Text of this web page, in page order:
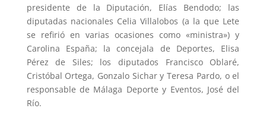
presidente de la Diputación, Elías Bendodo; las
diputadas nacionales Celia Villalobos (a la que Lete
se refirió en varias ocasiones como «ministra») y
Carolina España; la concejala de Deportes, Elisa
Pérez de Siles; los diputados Francisco Oblaré,
Cristóbal Ortega, Gonzalo Sichar y Teresa Pardo, o el
responsable de Málaga Deporte y Eventos, José del
Río.